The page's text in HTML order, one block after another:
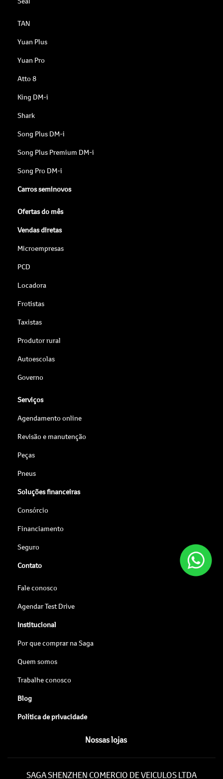
TAN
Yuan Plus
Yuan Pro
Atto 8
King DM-i
Shark
Song Plus DM-i
Song Plus Premium DM-i
Song Pro DM-i
Carros seminovos
Ofertas do mês
Vendas diretas
Microempresas
PCD
Locadora
Frotistas
Taxistas
Produtor rural
Autoescolas
Governo
Serviços
Agendamento online
Revisão e manutenção
Peças
Pneus
Soluções financeiras
Consórcio
Financiamento
Seguro
Contato
Fale conosco
Agendar Test Drive
Institucional
Por que comprar na Saga
Quem somos
Trabalhe conosco
Blog
Política de privacidade
Nossas lojas
SAGA SHENZHEN COMERCIO DE VEICULOS LTDA